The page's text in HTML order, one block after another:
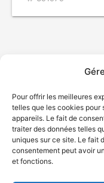
Pour offrir les meilleures
telles que les cookies
appareils. Le fait de
traiter des données telles
uniques sur ce site. Le fait
consentement peut avoir
et fonctions.